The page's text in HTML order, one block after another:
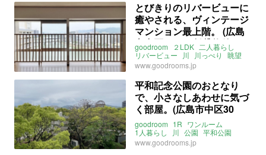
とびきりのリバービューに
癒やされる、ヴィンテージ
マンション最上階。 (広島
市中区60㎡の賃貸物件）
goodroom ２LDK 二人暮らし
リバービュー
川 川っぺり
眺望
景色収納 レトロ 広島
白島駅 城北駅 新白島駅
アストラムライン
山陽本線
ライター：増成かおり 賃貸
www.goodrooms.jp
平和記念公園のおとなり
で、小さなしあわせに気づ
く部屋。(広島市中区30
㎡）
goodroom 1R ワンルーム
1人暮らし
川 公園 平和公園
駅チカ 駅近 広島
ライター：増成かおり
www.goodrooms.jp